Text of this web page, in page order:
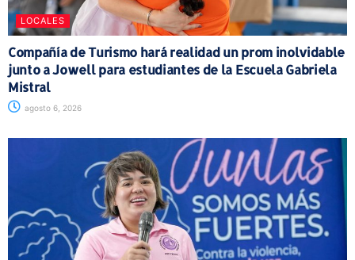
LOCALES
Compañía de Turismo hará realidad un prom inolvidable
junto a Jowell para estudiantes de la Escuela Gabriela
Mistral
agosto 6, 2026